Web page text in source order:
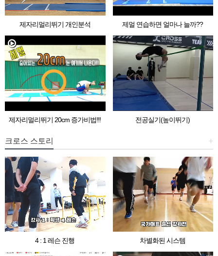
제자리멀리뛰기 개인분석 제멀 연습하면 얼마나 늘까??
제자리멀리뛰기 20cm 증가비법!!! 전공실기(높이뛰기)
+
크로스 스토리
4 : 1 레슨 진행 차별화된 시스템